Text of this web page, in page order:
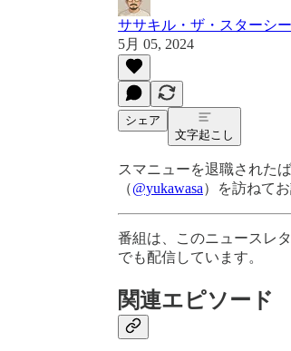
ササキル・ザ・スターシ
5月 05, 2024
シェア
文字起こし
スマニューを退職された
（@yukawasa）を訪ねて
番組は、このニュースレ
でも配信しています。
関連エピソード